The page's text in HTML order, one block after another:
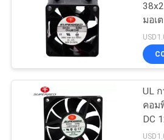
ขอ
พัดลมเพดาน
ถ่าน
มอเ
พัดล
UL
คอม
DC
Fan